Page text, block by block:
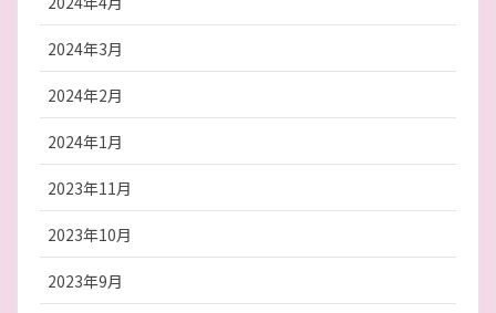
2024年3月
2024年2月
2024年1月
2023年11月
2023年10月
2023年9月